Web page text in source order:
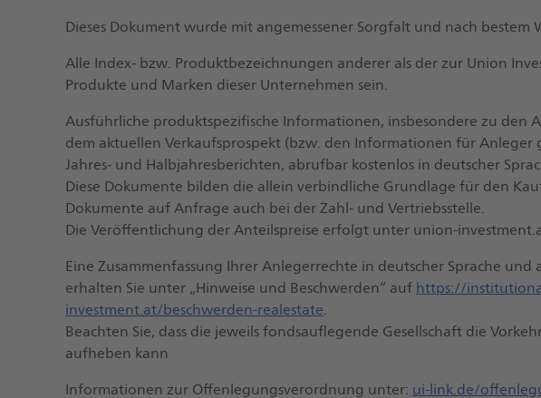
Dieses Dokument wurde mit angemessener Sorgfalt und nach
Alle Index- bzw. Produktbezeichnungen anderer als der zur Union
Produkte und Marken dieser Unternehmen sein.
Ausführliche produktspezifische Informationen, insbesondere zu den
dem aktuellen Verkaufsprospekt (bzw. den Informationen für
Jahres- und Halbjahresberichten, abrufbar kostenlos in deutscher
Diese Dokumente bilden die allein verbindliche Grundlage für den
Dokumente auf Anfrage auch bei der Zahl- und Vertriebsstelle.
Die Veröffentlichung der Anteilspreise erfolgt unter union-
Eine Zusammenfassung Ihrer Anlegerrechte in deutscher Sprache
erhalten Sie unter „Hinweise und Beschwerden“ auf https://
investment.at/beschwerden-realestate
Beachten Sie, dass die jeweils fondsauflegende Gesellschaft die
aufheben kann
Informationen zur Offenlegungsverordnung unter: ui-link.de/